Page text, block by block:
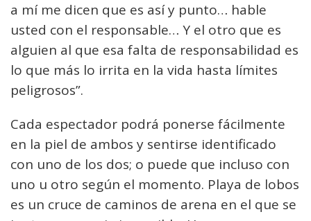
a mí me dicen que es así y punto… hable
usted con el responsable… Y el otro que es
alguien al que esa falta de responsabilidad es
lo que más lo irrita en la vida hasta límites
peligrosos”.
Cada espectador podrá ponerse fácilmente
en la piel de ambos y sentirse identificado
con uno de los dos; o puede que incluso con
uno u otro según el momento. Playa de lobos
es un cruce de caminos de arena en el que se